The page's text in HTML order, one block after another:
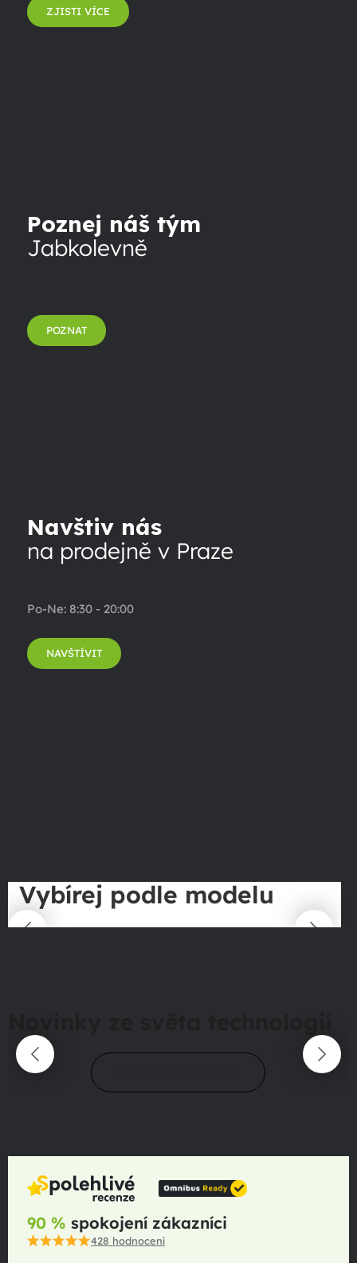
ZJISTI VÍCE
Poznej náš tým
Jabkolevně
POZNAT
Navštiv nás
na prodejně v Praze
Po-Ne: 8:30 - 20:00
NAVŠTÍVIT
Vybírej podle modelu
90 % spokojení zákazníci
428 hodnocení